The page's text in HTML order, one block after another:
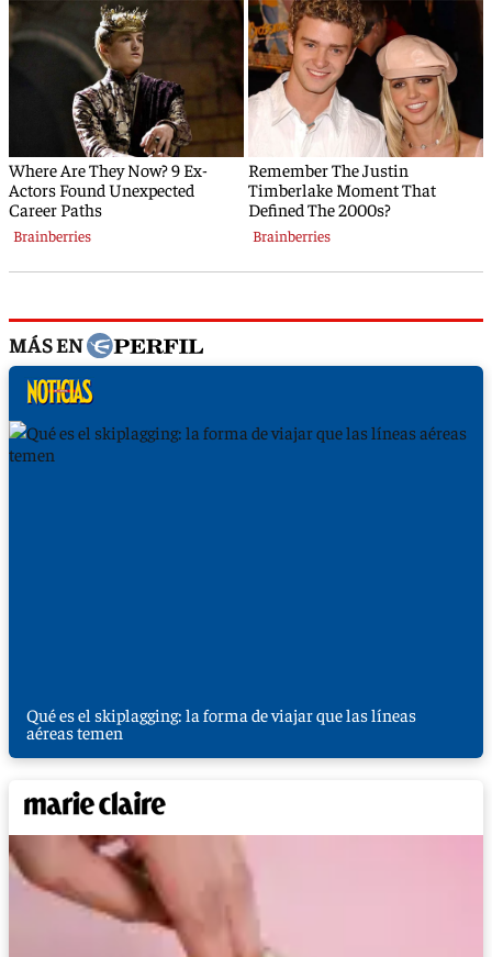
MÁS EN
Qué es el skiplagging: la forma de viajar que las líneas
aéreas temen